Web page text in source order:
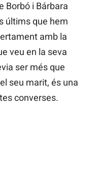
Borbó i Bárbara
últims que hem
amb la
veu en la seva
ser més que
seu marit, és una
converses.